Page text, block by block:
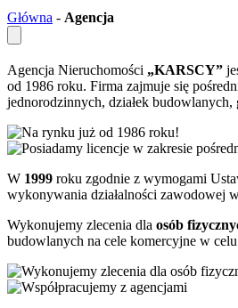
Główna - Agencja
Agencja Nieruchomości „KARSCY”
od 1986 roku. Firma zajmuje się
jednorodzinnych, działek
W 1999 roku zgodnie z wymogami
wykonywania działalności zawodowej
Wykonujemy zlecenia dla osób
budowlanych na cele komercyjne w